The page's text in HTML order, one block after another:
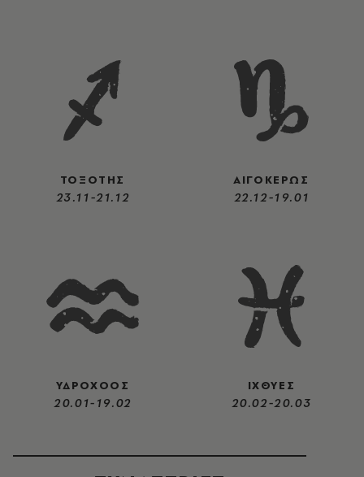
ΤΟΞΟΤΗΣ
23.11-21.12
ΑΙΓΟΚΕΡΩΣ
22.12-19.01
ΥΔΡΟΧΟΟΣ
20.01-19.02
ΙΧΘΥΕΣ
20.02-20.03